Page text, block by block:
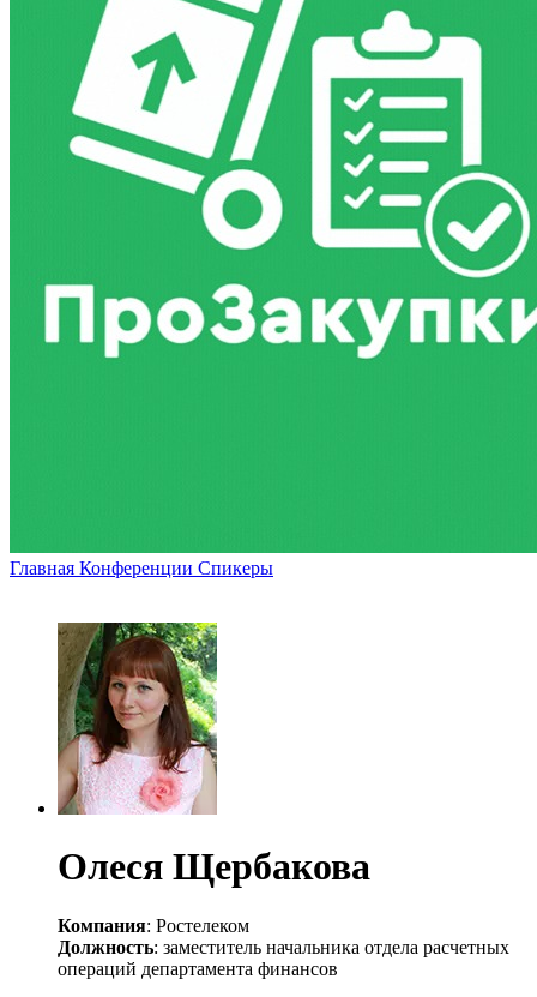
Главная Конференции Спикеры
Олеся Щербакова
Компания: Ростелеком
Должность: заместитель начальника отдела расчетных
операций департамента финансов